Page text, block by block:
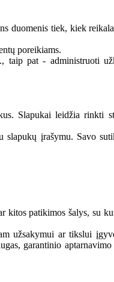
duomenis tiek, kiek
poreikiams.
taip pat - administruoti
Slapukai leidžia rinkti
įrašymu. Savo
kitos patikimos šalys, su
užsakymui ar tikslui
garantinio